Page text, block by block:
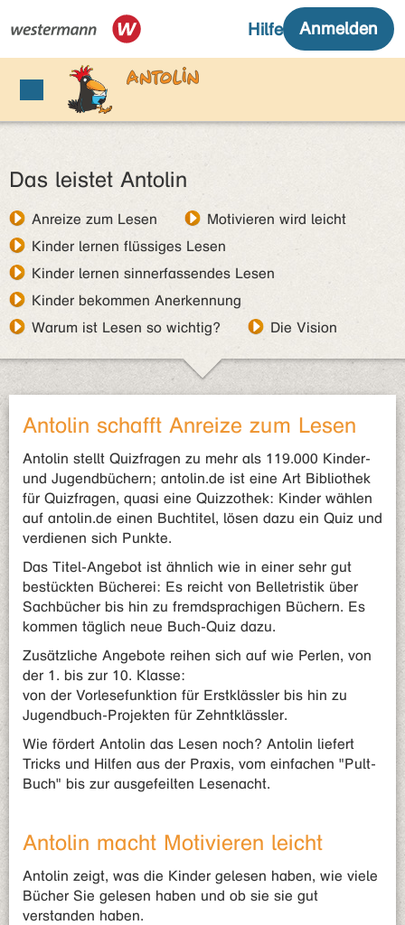
Das leistet Antolin
Anreize zum Lesen
Motivieren wird leicht
Kinder lernen flüssiges Lesen
Kinder lernen sinnerfassendes Lesen
Kinder bekommen Anerkennung
Warum ist Lesen so wichtig?
Die Vision
Antolin schafft Anreize zum Lesen
Antolin stellt Quizfragen zu mehr als 119.000 Kinder-
und Jugendbüchern; antolin.de ist eine Art Bibliothek
für Quizfragen, quasi eine Quizzothek: Kinder wählen
auf antolin.de einen Buchtitel, lösen dazu ein Quiz und
verdienen sich Punkte.
Das Titel-Angebot ist ähnlich wie in einer sehr gut
bestückten Bücherei: Es reicht von Belletristik über
Sachbücher bis hin zu fremdsprachigen Büchern. Es
kommen täglich neue Buch-Quiz dazu.
Zusätzliche Angebote reihen sich auf wie Perlen, von
der 1. bis zur 10. Klasse:
von der Vorlesefunktion für Erstklässler bis hin zu
Jugendbuch-Projekten für Zehntklässler.
Wie fördert Antolin das Lesen noch? Antolin liefert
Tricks und Hilfen aus der Praxis, vom einfachen "Pult-
Buch" bis zur ausgefeilten Lesenacht.
Antolin macht Motivieren leicht
Antolin zeigt, was die Kinder gelesen haben, wie viele
Bücher Sie gelesen haben und ob sie sie gut
verstanden haben.